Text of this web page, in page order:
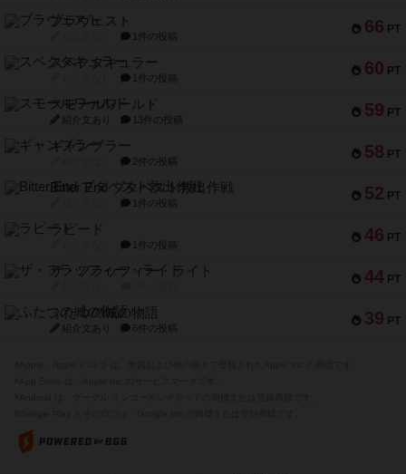
66 PT
ブラヴェスト
1件の投稿
60 PT
スペクタキュラー
1件の投稿
59 PT
スモールワールド
紹介文あり 13件の投稿
58 PT
ギャンブラー
2件の投稿
52 PT
Bitter End ブタペスト救出作戦
1件の投稿
46 PT
ラピード
1件の投稿
44 PT
ザ・フラッフィー・ライト
39 PT
ふたつの城の物語
紹介文あり 6件の投稿